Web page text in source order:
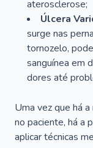
aterosclerose;
Úlcera
surge nas
tornozelo,
sanguínea em
dores até
Uma vez que há
no paciente, há a
aplicar técnicas